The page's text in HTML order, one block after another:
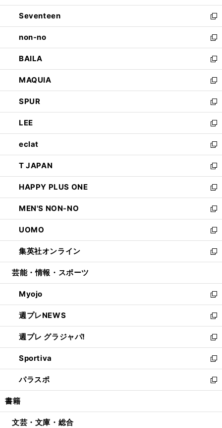
開
く
ウ
で
開
く
ン
ド
ウ
で
開
く
Seventeen
新
し
い
ウ
ィ
ン
ド
ウ
で
開
く
non-no
新
し
い
ウ
ィ
ン
ド
ウ
で
開
く
BAILA
新
し
い
ウ
ィ
ン
ド
ウ
で
開
く
MAQUIA
新
し
い
ウ
ィ
ン
ド
ウ
で
開
く
SPUR
新
し
い
ウ
ィ
ン
ド
ウ
で
開
く
LEE
新
し
い
ウ
ィ
ン
ド
ウ
で
開
く
eclat
新
し
い
ウ
ィ
ン
ド
ウ
で
開
く
T JAPAN
新
し
い
ウ
ィ
ン
ド
ウ
で
開
HAPPY PLUS ONE
新
し
い
ウ
ィ
ン
ド
ウ
開
く
MEN'S NON-NO
新
し
い
ウ
ィ
ン
ウ
で
開
く
UOMO
新
し
い
ウ
ン
ド
ウ
で
開
く
集英社オンライン
新
し
ウ
ィ
ン
ド
ウ
で
開
く
芸能・情報・スポーツ
Myojo
新
し
い
ウ
ィ
ン
ド
ウ
で
開
週プレNEWS
新
し
い
ウ
ィ
ン
ド
ウ
開
週プレ グラジャパ!
新
し
い
ウ
ィ
ン
ウ
Sportiva
新
し
い
ウ
ン
パラスポ
新
し
ウ
書籍
文芸・文庫・総合